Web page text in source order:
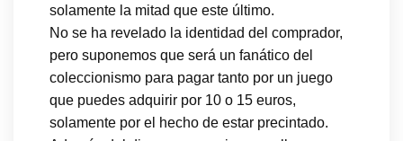
solamente la mitad que este último.
No se ha revelado la identidad del comprador,
pero suponemos que será un fanático del
coleccionismo para pagar tanto por un juego
que puedes adquirir por 10 o 15 euros,
solamente por el hecho de estar precintado.